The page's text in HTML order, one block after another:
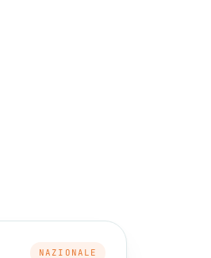
NAZIONALE